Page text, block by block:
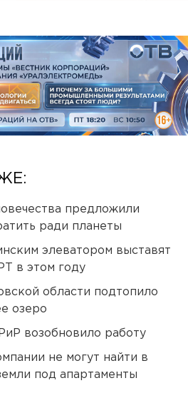
предложили
ради планеты
элеватором выставят
в этом году
области подтопило
озеро
возобновило работу
не могут найти в
под апартаменты